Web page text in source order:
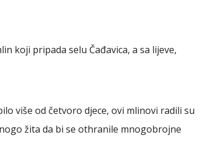
koji pripada selu Čađavica, a sa lijeve,
više od četvoro djece, ovi mlinovi radili su
žita da bi se othranile mnogobrojne